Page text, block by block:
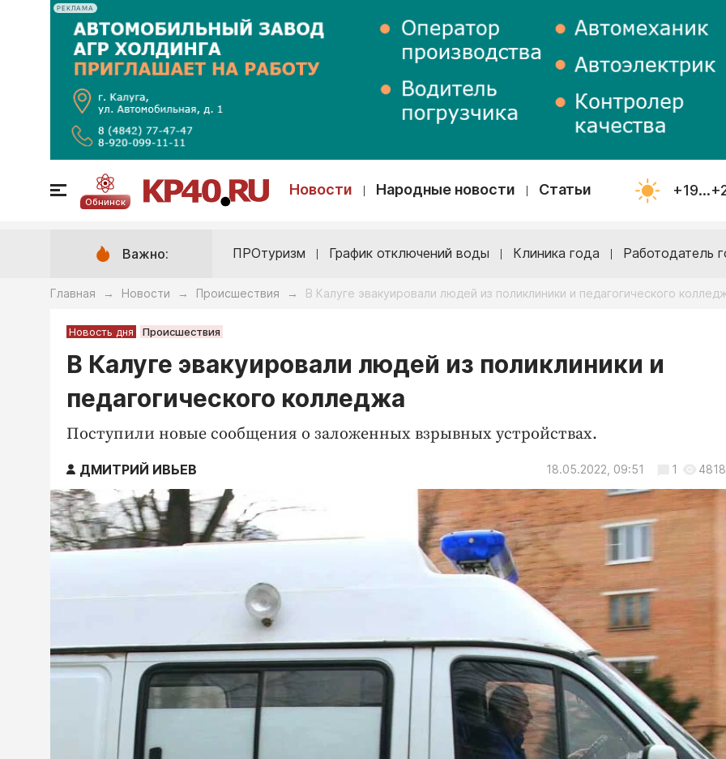
РЕКЛАМА
Обнинск
Новости Народные новости Статьи
Важно: ПРОтуризм График отключений воды Клиника года Работодатель
Главная → Новости → Происшествия → В Калуге эвакуировали людей из поликлиники и педагогического
Новость дня Происшествия
В Калуге эвакуировали людей из поликлиники и
педагогического колледжа
Поступили новые сообщения о заложенных взрывных устройствах.
ДМИТРИЙ ИВЬЕВ 18.05.2022, 09:51 1 4818